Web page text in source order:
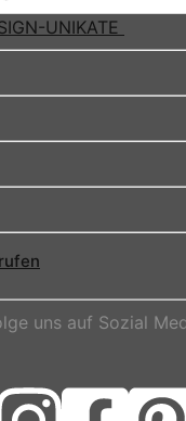
UNIKATE
uns auf Sozial